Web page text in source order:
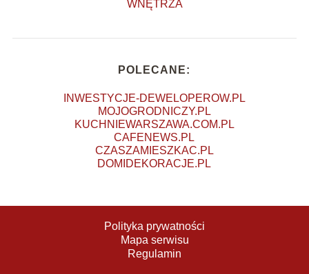
WNĘTRZA
POLECANE:
INWESTYCJE-DEWELOPEROW.PL
MOJOGRODNICZY.PL
KUCHNIEWARSZAWA.COM.PL
CAFENEWS.PL
CZASZAMIESZKAC.PL
DOMIDEKORACJE.PL
Polityka prywatności
Mapa serwisu
Regulamin